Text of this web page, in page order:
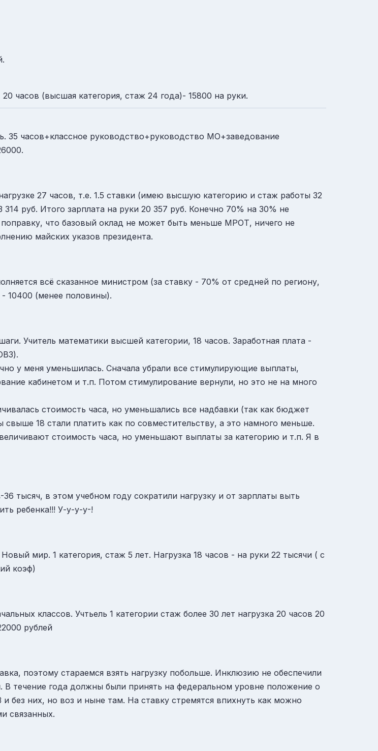
часов (высшая категория, стаж 24 года)- 15800 на руки.
35 часов+классное руководство+руководство МО+заведование
27 часов, т.е. 1.5 ставки (имею высшую категорию и стаж работы 32
руб. Итого зарплата на руки 20 357 руб. Конечно 70% на 30% не
что базовый оклад не может быть меньше МРОТ, ничего не
майских указов президента.
всё сказанное министром (за ставку - 70% от средней по региону,
- 10400 (менее половины).
Учитель математики высшей категории, 18 часов. Заработная плата -
у меня уменьшилась. Сначала убрали все стимулирующие выплаты,
кабинетом и т.п. Потом стимулирование вернули, но это не на много
стоимость часа, но уменьшались все надбавки (так как бюджет
18 стали платить как по совместительству, а это намного меньше.
стоимость часа, но уменьшают выплаты за категорию и т.п. Я в
тысяч, в этом учебном году сократили нагрузку и от зарплаты выть
ребенка!!! У-у-у-у-!
мир. 1 категория, стаж 5 лет. Нагрузка 18 часов - на руки 22 тысячи ( с
коэф)
классов. Учтьель 1 категории стаж более 30 лет нагрузка 20 часов 20
рублей
поэтому стараемся взять нагрузку побольше. Инклюзию не обеспечили
течение года должны были принять на федеральном уровне положение о
без них, но воз и ныне там. На ставку стремятся впихнуть как можно
связанных.